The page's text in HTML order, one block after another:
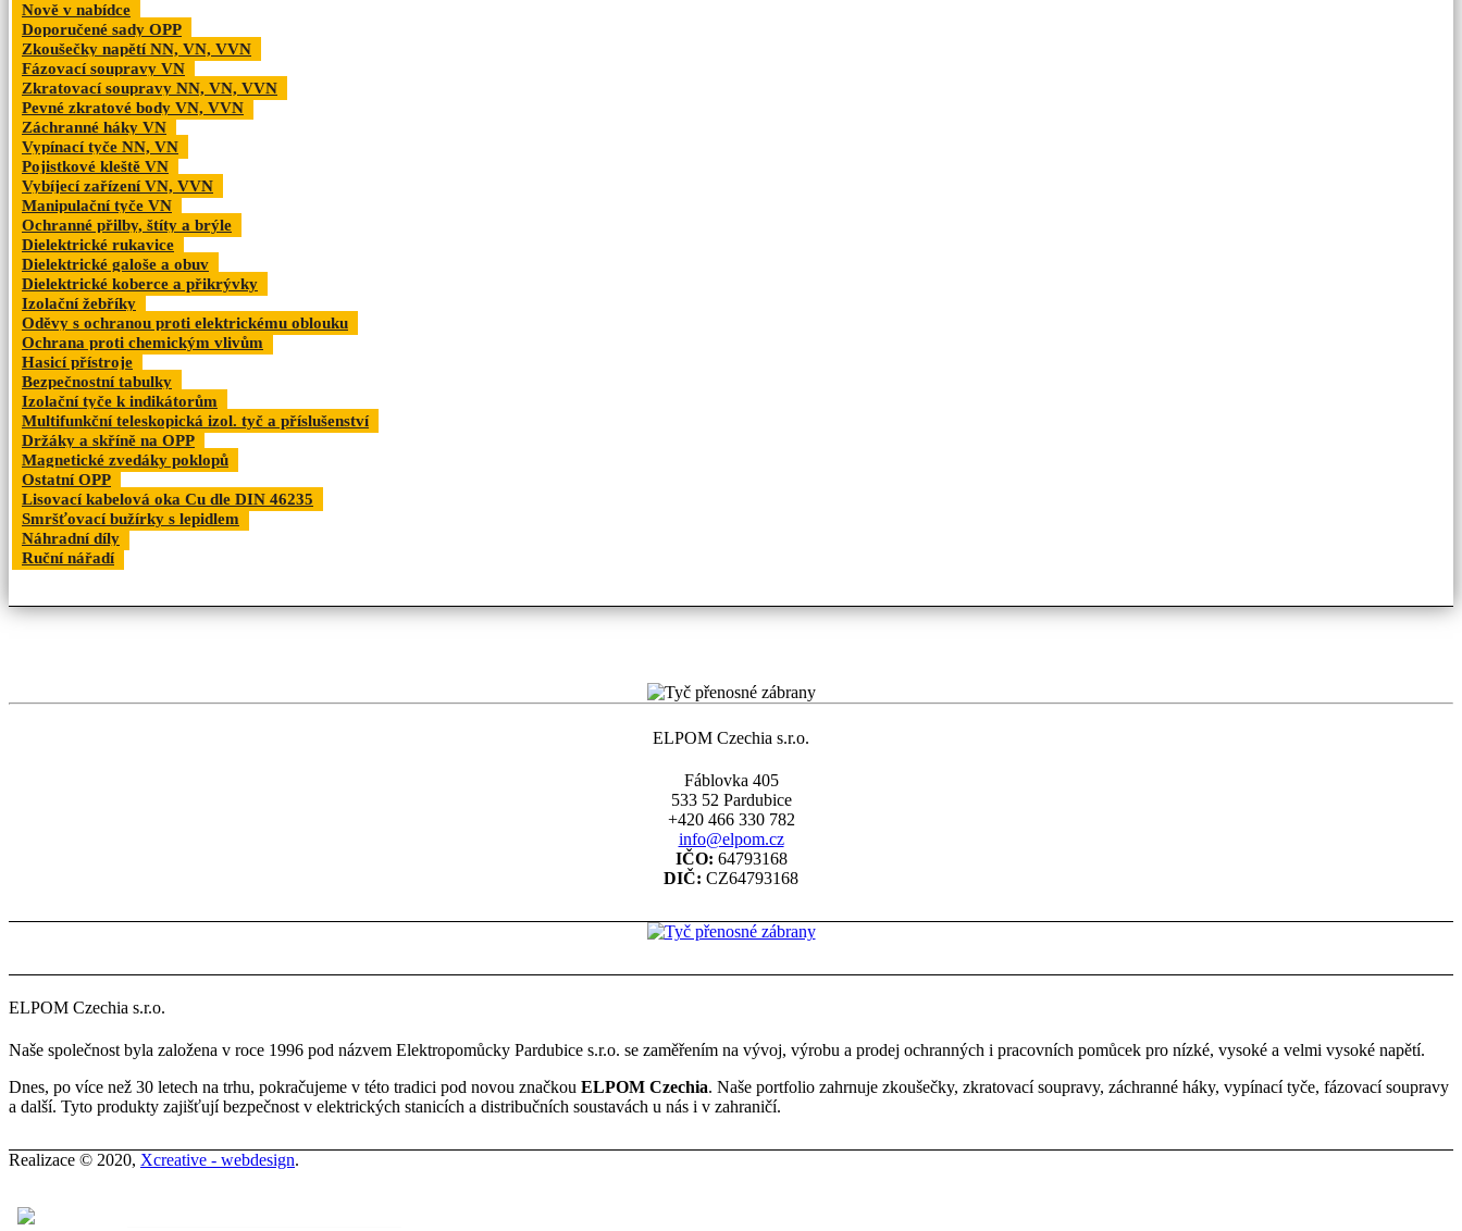
Nově v nabídce
Doporučené sady OPP
Zkoušečky napětí NN, VN, VVN
Fázovací soupravy VN
Zkratovací soupravy NN, VN, VVN
Pevné zkratové body VN, VVN
Záchranné háky VN
Vypínací tyče NN, VN
Pojistkové kleště VN
Vybíjecí zařízení VN, VVN
Manipulační tyče VN
Ochranné přilby, štíty a brýle
Dielektrické rukavice
Dielektrické galoše a obuv
Dielektrické koberce a přikrývky
Izolační žebříky
Oděvy s ochranou proti elektrickému oblouku
Ochrana proti chemickým vlivům
Hasicí přístroje
Bezpečnostní tabulky
Izolační tyče k indikátorům
Multifunkční teleskopická izol. tyč a příslušenství
Držáky a skříně na OPP
Magnetické zvedáky poklopů
Ostatní OPP
Lisovací kabelová oka Cu dle DIN 46235
Smršťovací bužírky s lepidlem
Náhradní díly
Ruční nářadí
ELPOM Czechia s.r.o.
Fáblovka 405
533 52 Pardubice
+420 466 330 782
info@elpom.cz
IČO: 64793168
DIČ: CZ64793168
ELPOM Czechia s.r.o.
Naše společnost byla založena v roce 1996 pod názvem Elektropomůcky Pardubice s.r.o. se zaměřením na vývoj, výrobu a prodej ochranných i pracovních pomůcek pro nízké, vysoké a velmi vysoké napětí.
Dnes, po více než 30 letech na trhu, pokračujeme v této tradici pod novou značkou ELPOM Czechia. Naše portfolio zahrnuje zkoušečky, zkratovací soupravy, záchranné háky, vypínací tyče, fázovací soupravy
a další. Tyto produkty zajišťují bezpečnost v elektrických stanicích a distribučních soustavách u nás i v zahraničí.
Realizace © 2020, Xcreative - webdesign.